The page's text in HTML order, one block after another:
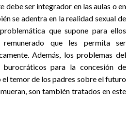
debe ser integrador en las aulas o en
se adentra en la realidad sexual de
que supone para ellos
que les permita ser
Además, los problemas del
para la concesión de
temor de los padres sobre el futuro
son también tratados en este